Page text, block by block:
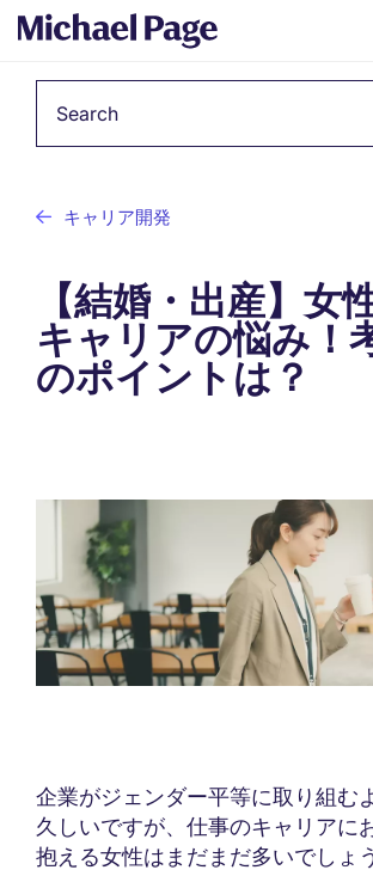
キャリア開発
【結婚・出産】女
キャリアの悩み！
のポイントは？
企業がジェンダー平等に取り組む
久しいですが、仕事のキャリアに
抱える女性はまだまだ多いでしょ